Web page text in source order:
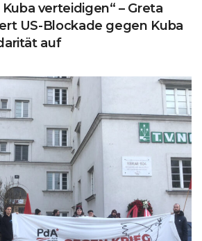
verteidigen“ – Greta
US-Blockade gegen Kuba
auf